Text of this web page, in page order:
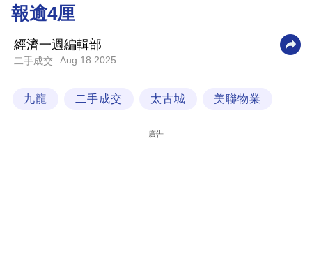
科
技
場
報逾4厘
經濟一週編輯部
二手成交 Aug 18 2025
九龍 二手成交 太古城 美聯物業
廣告